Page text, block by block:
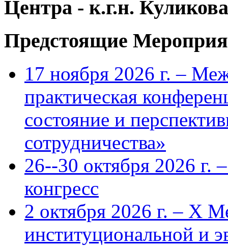
Центра - к.г.н.
Предстоящие
17 ноября 2026 г. –
практическая
состояние и
сотрудничества»
26--30 октября 2026 г.
конгресс
2 октября 2026 г. – X
институциональной и